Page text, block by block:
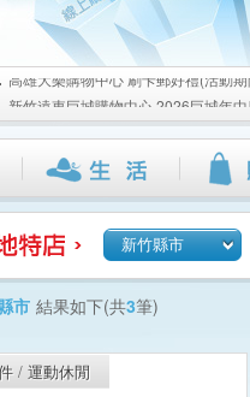
新竹遠東巨城購物中心 2026巨城年
115/08/26)
臺北三創生活 有點東西第2波 刷卡
高雄大樂購物中心 刷卡郵好禮(活動
新竹遠東巨城購物中心 2026巨城年
115/08/26)
臺北三創生活 有點東西第2波 刷卡
新竹縣市
市 結果如下(共3筆)
/ 運動休閒